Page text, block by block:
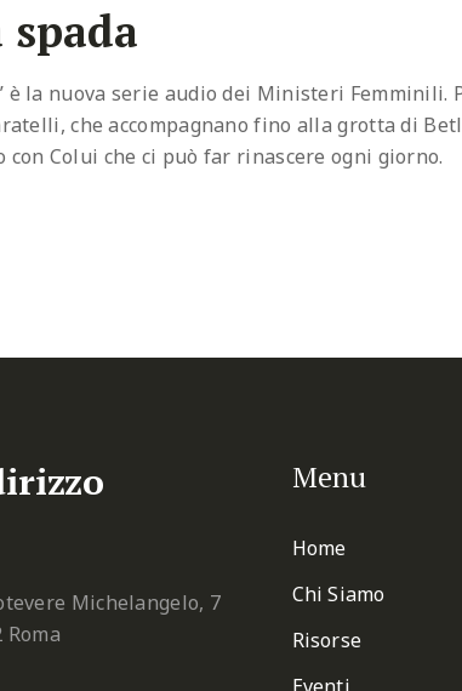
è la nuova serie audio dei Ministeri
che accompagnano fino alla grotta di
Colui che ci può far rinascere ogni giorno.
Michelangelo, 7
Roma
Menu
Home
Chi Siamo
Risorse